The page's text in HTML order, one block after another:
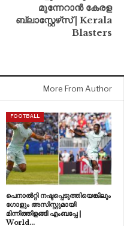
മുന്നേറാൻ കേരള
ബ്ലാസ്റ്റേഴ്‌സ് | Kerala
Blasters
More From Author
FOOTBALL
പെനാൽറ്റി നഷ്ടപ്പെടുത്തിയെങ്കിലും
ഗോളും അസിസ്റ്റുമായി
മിന്നിത്തിളങ്ങി എംബപ്പേ |
World…